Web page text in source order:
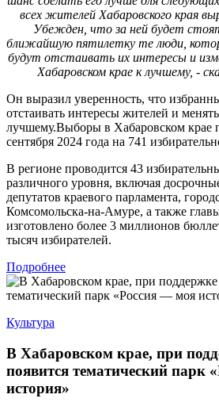
всех жителей Хабаровского края
Убежден, что за ней будет
ближайшую пятилетку те люди,
будут отстаивать их интересы и
Хабаровском крае к лучшему, -
Он выразил уверенность, что
отстаивать интересы жителей и
лучшему.Выборы в Хабаровском крае
сентября 2024 года на 741
В регионе проводится 43
различного уровня, включая
депутатов краевого парламента,
Комсомольска-на-Амуре, а также
изготовлено более 3 миллионов
тысяч избирателей.
Подробнее
Культура
В Хабаровском крае, при
появится тематический парк
история»